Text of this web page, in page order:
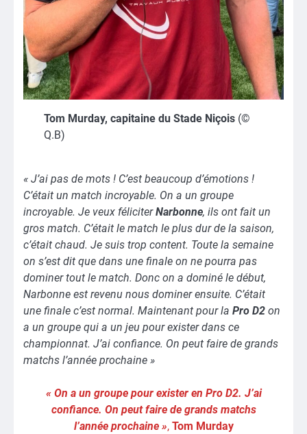
Tom Murday, capitaine du Stade Niçois (©
Q.B)
« J’ai pas de mots ! C’est beaucoup d’émotions !
C’était un match incroyable. On a un groupe
incroyable. Je veux féliciterNarbonne, ils ont fait un
gros match. C’était le match le plus dur de la saison,
c’était chaud. Je suis trop content. Toute la semaine
on s’est dit que dans une finale on ne pourra pas
dominer tout le match. Donc on a dominé le début,
Narbonne est revenu nous dominer ensuite. C’était
une finale c’est normal. Maintenant pour la Pro D2 on
a un groupe qui a un jeu pour exister dans ce
championnat. J’ai confiance. On peut faire de grands
matchs l’année prochaine »
« On a un groupe pour exister en Pro D2. J’ai
confiance. On peut faire de grands matchs
l’année prochaine », Tom Murday